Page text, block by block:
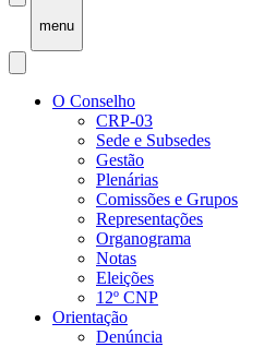
menu
O Conselho
CRP-03
Sede e Subsedes
Gestão
Plenárias
Comissões e Grupos
Representações
Organograma
Notas
Eleições
12º CNP
Orientação
Denúncia